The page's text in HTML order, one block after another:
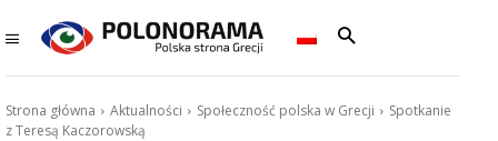
Strona główna Aktualności Społeczność polska w Grecji
Spotkanie
z Teresą Kaczorowską